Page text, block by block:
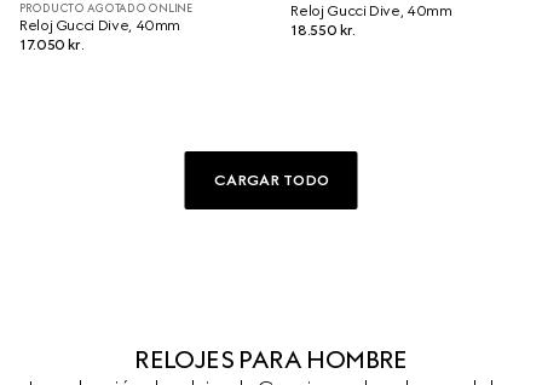
PRODUCTO AGOTADO ONLINE
Reloj Gucci Dive, 40mm
17.050 kr.
Reloj Gucci Dive, 40mm
18.550 kr.
CARGAR TODO
RELOJES PARA HOMBRE